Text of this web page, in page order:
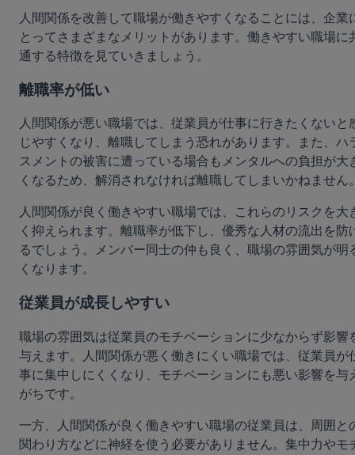
人間関係を改善して職場が働きやすくなることには、企業
とってさまざまなメリットがあります。働きやすい職場に
通する特徴を見ていきましょう。
離職率が低い
人間関係が悪い職場では、従業員が仕事に行きたくないと
じやすくなり、離職してしまう恐れがあります。また、ハ
スメントの被害に遭っている場合もメンタルへの負担が大
くなるため、解消されなければ離職してしまいかねません
人間関係が良く働きやすい職場では、これらのリスクを大
く抑えられます。離職率が低下し、優秀な人材の流出を防
るでしょう。メンバー同士の仲も良く、職場の雰囲気が明
くなります。
従業員が成長しやすい
職場の雰囲気は従業員のモチベーションに少なからず影響
与えます。人間関係が悪く働きにくい職場では、従業員が
事に集中しにくくなり、モチベーションにも悪い影響を与
がちです。
一方、人間関係が良く働きやすい職場の従業員は、周囲と
関わり方などに神経を使う必要がありません。集中力やモ